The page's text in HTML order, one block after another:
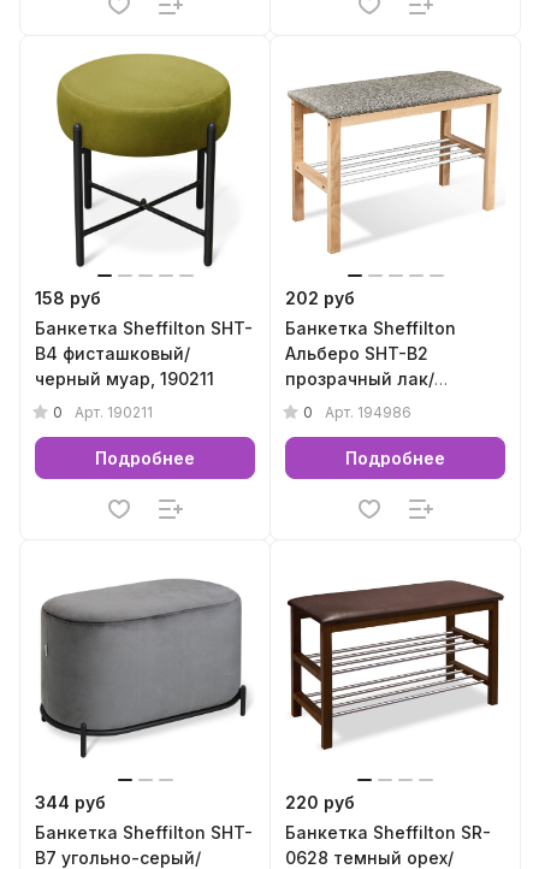
158 руб
Банкетка Sheffilton SHT-
B4 фисташковый/
черный муар, 190211
0 Арт. 190211
Подробнее
202 руб
Банкетка Sheffilton
Альберо SHT-B2
прозрачный лак/
кедровый/алюм.метал,
0 Арт. 194986
Подробнее
344 руб
Банкетка Sheffilton SHT-
B7 угольно-серый/
220 руб
Банкетка Sheffilton SR-
0628 темный орех/